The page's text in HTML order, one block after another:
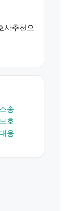
사추천으
송
호
응